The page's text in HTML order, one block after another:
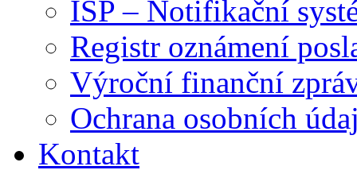
ISP – Notifikační
Registr oznámení
Výroční finanční
Ochrana osobních
Kontakt